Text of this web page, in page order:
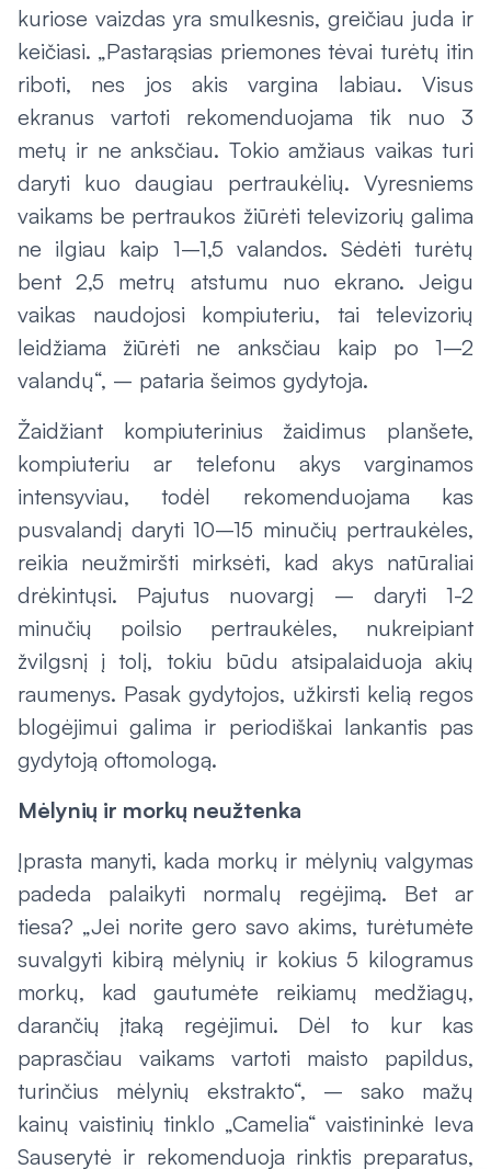
kuriose vaizdas yra smulkesnis, greičiau juda ir
keičiasi. „Pastarąsias priemones tėvai turėtų itin
riboti, nes jos akis vargina labiau. Visus
ekranus vartoti rekomenduojama tik nuo 3
metų ir ne anksčiau. Tokio amžiaus vaikas turi
daryti kuo daugiau pertraukėlių. Vyresniems
vaikams be pertraukos žiūrėti televizorių galima
ne ilgiau kaip 1–1,5 valandos. Sėdėti turėtų
bent 2,5 metrų atstumu nuo ekrano. Jeigu
vaikas naudojosi kompiuteriu, tai televizorių
leidžiama žiūrėti ne anksčiau kaip po 1–2
valandų“, – pataria šeimos gydytoja.
Žaidžiant kompiuterinius žaidimus planšete,
kompiuteriu ar telefonu akys varginamos
intensyviau, todėl rekomenduojama kas
pusvalandį daryti 10–15 minučių pertraukėles,
reikia neužmiršti mirksėti, kad akys natūraliai
drėkintųsi. Pajutus nuovargį – daryti 1-2
minučių poilsio pertraukėles, nukreipiant
žvilgsnį į tolį, tokiu būdu atsipalaiduoja akių
raumenys. Pasak gydytojos, užkirsti kelią regos
blogėjimui galima ir periodiškai lankantis pas
gydytoją oftomologą.
Mėlynių ir morkų neužtenka
Įprasta manyti, kada morkų ir mėlynių valgymas
padeda palaikyti normalų regėjimą. Bet ar
tiesa? „Jei norite gero savo akims, turėtumėte
suvalgyti kibirą mėlynių ir kokius 5 kilogramus
morkų, kad gautumėte reikiamų medžiagų,
darančių įtaką regėjimui. Dėl to kur kas
paprasčiau vaikams vartoti maisto papildus,
turinčius mėlynių ekstrakto“, – sako mažų
kainų vaistinių tinklo „Camelia“ vaistininkė Ieva
Sauserytė ir rekomenduoja rinktis preparatus,